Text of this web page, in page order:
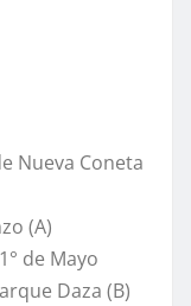
Nueva Coneta
(A)
de Mayo
Daza (B)